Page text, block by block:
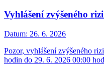
Vyhlášení zvýšeného
Datum: 26. 6. 2026
Pozor, vyhlášení zvýšeného
hodin do 29. 6. 2026 00:00